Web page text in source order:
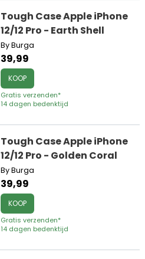
Tough Case Apple iPhone
12/12 Pro - Earth Shell
By Burga
39,99
KOOP
Gratis verzenden*
14 dagen bedenktijd
Tough Case Apple iPhone
12/12 Pro - Golden Coral
By Burga
39,99
KOOP
Gratis verzenden*
14 dagen bedenktijd